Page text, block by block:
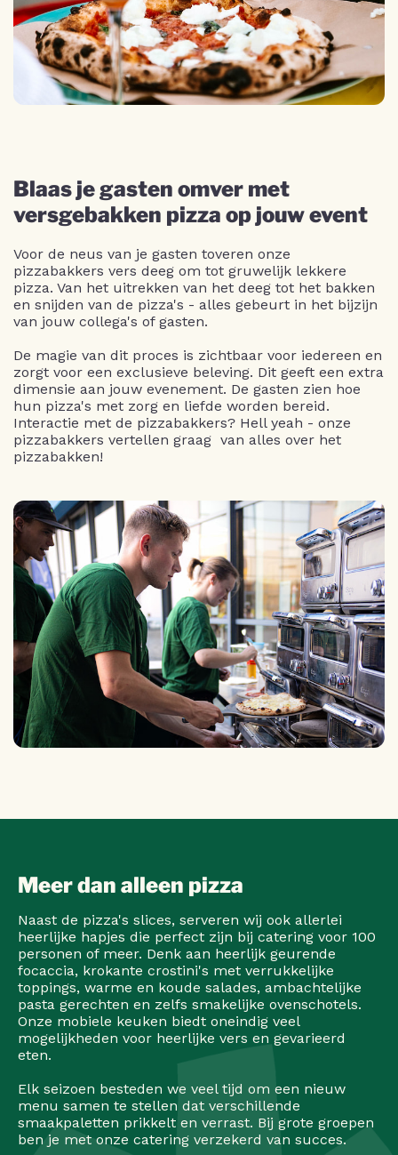
Blaas je gasten omver met
versgebakken pizza op jouw event
Voor de neus van je gasten toveren onze
pizzabakkers vers deeg om tot gruwelijk lekkere
pizza. Van het uitrekken van het deeg tot het bakken
en snijden van de pizza's - alles gebeurt in het bijzijn
van jouw collega's of gasten.
De magie van dit proces is zichtbaar voor iedereen en
zorgt voor een exclusieve beleving. Dit geeft een extra
dimensie aan jouw evenement. De gasten zien hoe
hun pizza's met zorg en liefde worden bereid.
Interactie met de pizzabakkers? Hell yeah - onze
pizzabakkers vertellen graag van alles over het
pizzabakken!
Meer dan alleen pizza
Naast de pizza's slices, serveren wij ook allerlei
heerlijke hapjes die perfect zijn bij catering voor 100
personen of meer. Denk aan heerlijk geurende
focaccia, krokante crostini's met verrukkelijke
toppings, warme en koude salades, ambachtelijke
pasta gerechten en zelfs smakelijke ovenschotels.
Onze mobiele keuken biedt oneindig veel
mogelijkheden voor heerlijke vers en gevarieerd
eten.
Elk seizoen besteden we veel tijd om een nieuw
menu samen te stellen dat verschillende
smaakpaletten prikkelt en verrast. Bij grote groepen
ben je met onze catering verzekerd van succes.